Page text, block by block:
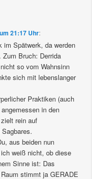
21:17 Uhr:
im Spätwerk, da werden
Zum Bruch: Derrida
so vom Wahnsinn
sich mit lebenslanger
Praktiken (auch
in den
rein auf
aus beiden nun
weiß nicht, ob diese
Sinne ist: Das
stimmt ja GERADE